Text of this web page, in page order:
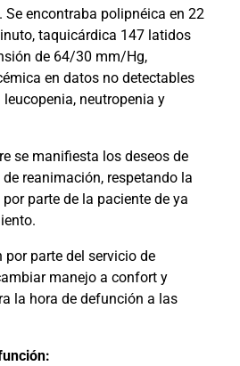
Se encontraba polipnéica en 22
taquicárdica 147 latidos
de 64/30 mm/Hg,
en datos no detectables
neutropenia y
se manifiesta los deseos de
reanimación, respetando la
parte de la paciente de ya
por parte del servicio de
manejo a confort y
la hora de defunción a las